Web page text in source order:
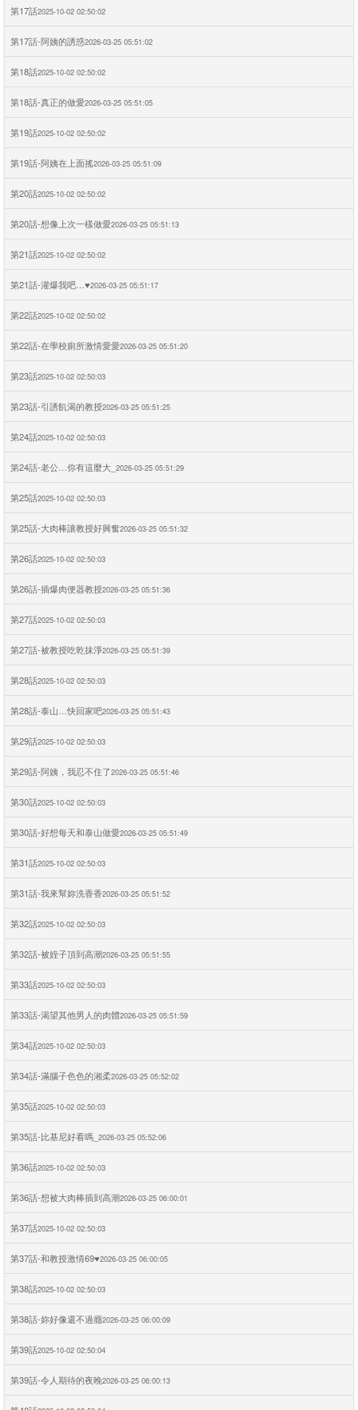
第17話2025-10-02 02:50:02
第17話-阿姨的誘惑2026-03-25 05:51:02
第18話2025-10-02 02:50:02
第18話-真正的做愛2026-03-25 05:51:05
第19話2025-10-02 02:50:02
第19話-阿姨在上面搖2026-03-25 05:51:09
第20話2025-10-02 02:50:02
第20話-想像上次一樣做愛2026-03-25 05:51:13
第21話2025-10-02 02:50:02
第21話-灌爆我吧…♥2026-03-25 05:51:17
第22話2025-10-02 02:50:02
第22話-在學校廁所激情愛愛2026-03-25 05:51:20
第23話2025-10-02 02:50:03
第23話-引誘飢渴的教授2026-03-25 05:51:25
第24話2025-10-02 02:50:03
第24話-老公…你有這麼大_ 2026-03-25 05:51:29
第25話2025-10-02 02:50:03
第25話-大肉棒讓教授好興奮2026-03-25 05:51:32
第26話2025-10-02 02:50:03
第26話-插爆肉便器教授2026-03-25 05:51:36
第27話2025-10-02 02:50:03
第27話-被教授吃乾抹淨2026-03-25 05:51:39
第28話2025-10-02 02:50:03
第28話-泰山…快回家吧2026-03-25 05:51:43
第29話2025-10-02 02:50:03
第29話-阿姨，我忍不住了2026-03-25 05:51:46
第30話2025-10-02 02:50:03
第30話-好想每天和泰山做愛2026-03-25 05:51:49
第31話2025-10-02 02:50:03
第31話-我來幫妳洗香香2026-03-25 05:51:52
第32話2025-10-02 02:50:03
第32話-被姪子頂到高潮2026-03-25 05:51:55
第33話2025-10-02 02:50:03
第33話-渴望其他男人的肉體2026-03-25 05:51:59
第34話2025-10-02 02:50:03
第34話-滿腦子色色的湘柔2026-03-25 05:52:02
第35話2025-10-02 02:50:03
第35話-比基尼好看嗎_ 2026-03-25 05:52:06
第36話2025-10-02 02:50:03
第36話-想被大肉棒插到高潮2026-03-25 06:00:01
第37話2025-10-02 02:50:03
第37話-和教授激情69♥2026-03-25 06:00:05
第38話2025-10-02 02:50:03
第38話-妳好像還不過癮2026-03-25 06:00:09
第39話2025-10-02 02:50:04
第39話-令人期待的夜晚2026-03-25 06:00:13